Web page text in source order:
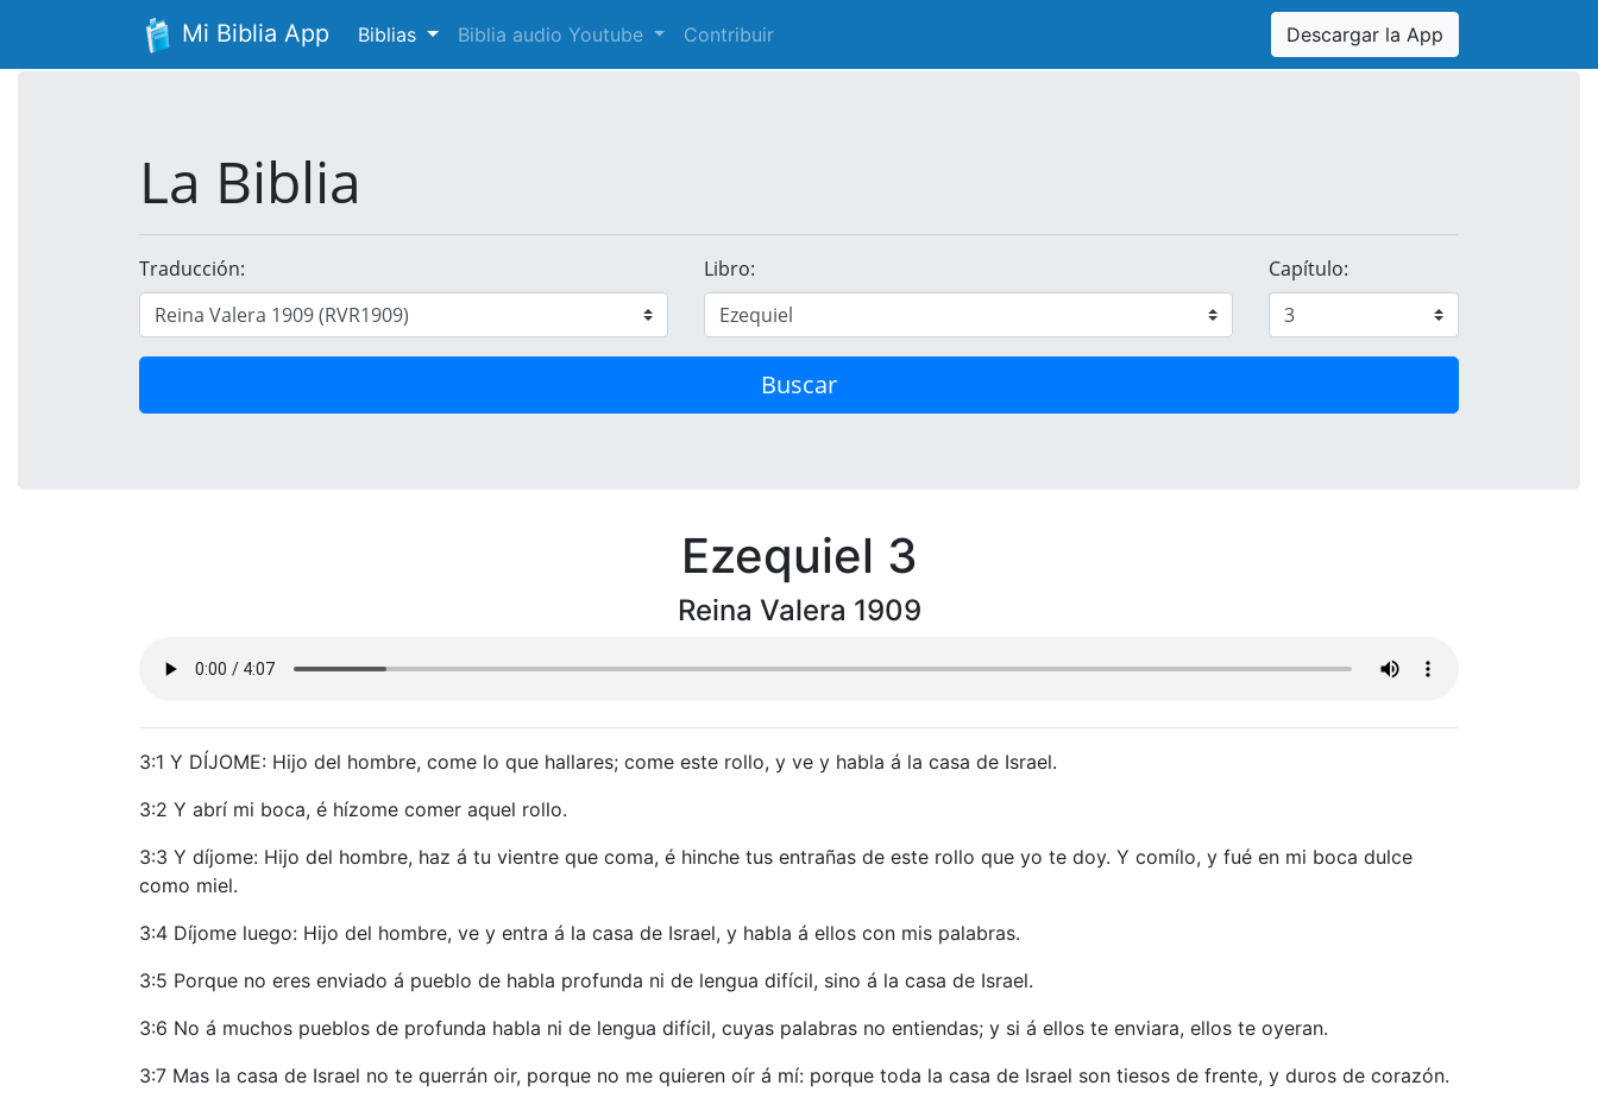
Mi Biblia App Biblias Biblia audio Youtube Contribuir Descargar la App
La Biblia
Traducción: Libro: Capítulo:
Buscar
Ezequiel 3
Reina Valera 1909
3:1 Y DÍJOME: Hijo del hombre, come lo que hallares; come este rollo, y ve y habla á la casa de Israel.
3:2 Y abrí mi boca, é hízome comer aquel rollo.
3:3 Y díjome: Hijo del hombre, haz á tu vientre que coma, é hinche tus entrañas de este rollo que yo te doy. Y comílo, y fué en mi boca dulce
como miel.
3:4 Díjome luego: Hijo del hombre, ve y entra á la casa de Israel, y habla á ellos con mis palabras.
3:5 Porque no eres enviado á pueblo de habla profunda ni de lengua difícil, sino á la casa de Israel.
3:6 No á muchos pueblos de profunda habla ni de lengua difícil, cuyas palabras no entiendas; y si á ellos te enviara, ellos te oyeran.
3:7 Mas la casa de Israel no te querrán oir, porque no me quieren oír á mí: porque toda la casa de Israel son tiesos de frente, y duros de corazón.